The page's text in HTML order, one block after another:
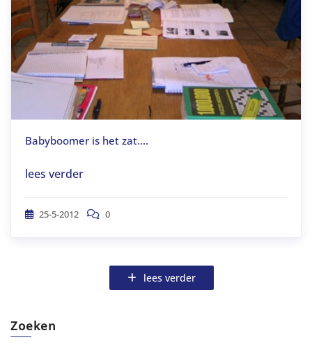
Babyboomer is het zat....
lees verder
25-5-2012 0
lees verder
Zoeken